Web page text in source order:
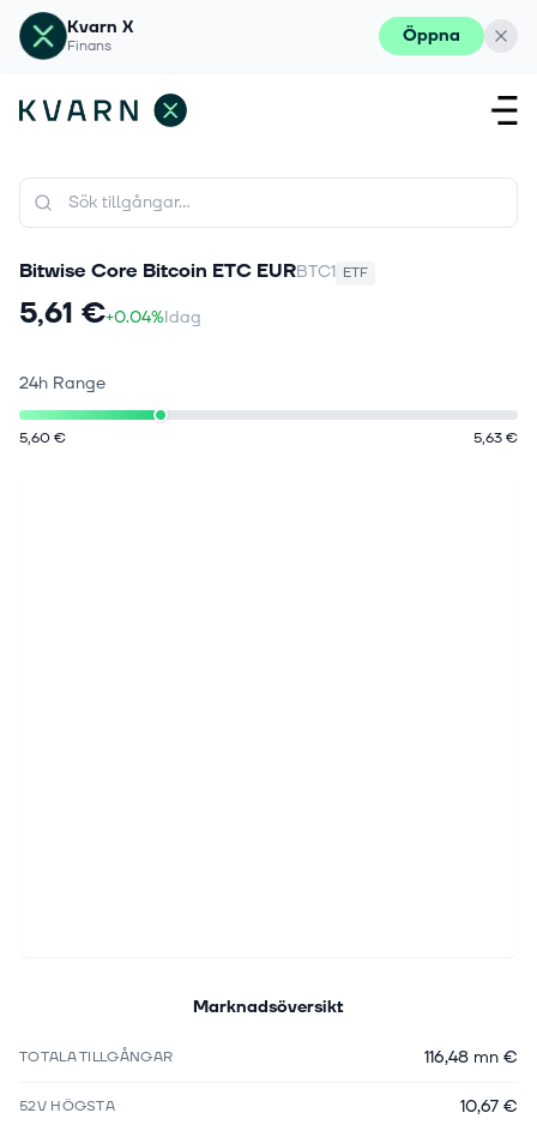
Kvarn X
Finans Öppna
Bitwise Core Bitcoin ETC EURBTC1 ETF
5,61 €+0.04%Idag
24h Range
5,60 € 5,63 €
Marknadsöversikt
TOTALA TILLGÅNGAR 116,48 mn €
52V HÖGSTA 10,67 €